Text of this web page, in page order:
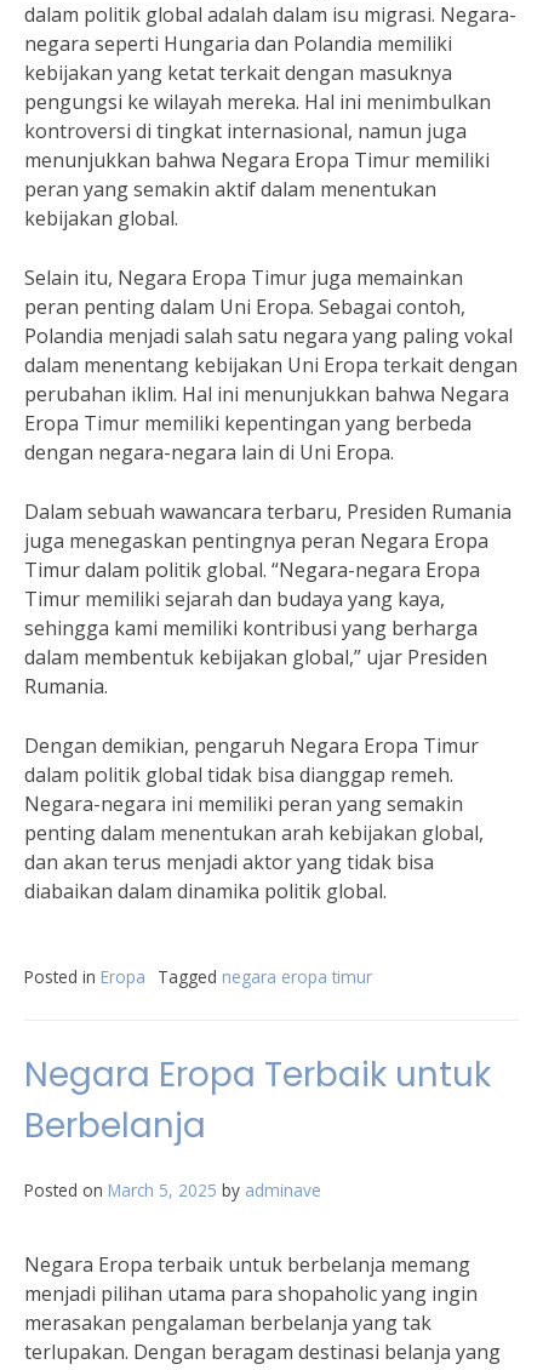
dalam politik global adalah dalam isu migrasi. Negara-
negara seperti Hungaria dan Polandia memiliki
kebijakan yang ketat terkait dengan masuknya
pengungsi ke wilayah mereka. Hal ini menimbulkan
kontroversi di tingkat internasional, namun juga
menunjukkan bahwa Negara Eropa Timur memiliki
peran yang semakin aktif dalam menentukan
kebijakan global.
Selain itu, Negara Eropa Timur juga memainkan
peran penting dalam Uni Eropa. Sebagai contoh,
Polandia menjadi salah satu negara yang paling vokal
dalam menentang kebijakan Uni Eropa terkait dengan
perubahan iklim. Hal ini menunjukkan bahwa Negara
Eropa Timur memiliki kepentingan yang berbeda
dengan negara-negara lain di Uni Eropa.
Dalam sebuah wawancara terbaru, Presiden Rumania
juga menegaskan pentingnya peran Negara Eropa
Timur dalam politik global. “Negara-negara Eropa
Timur memiliki sejarah dan budaya yang kaya,
sehingga kami memiliki kontribusi yang berharga
dalam membentuk kebijakan global,” ujar Presiden
Rumania.
Dengan demikian, pengaruh Negara Eropa Timur
dalam politik global tidak bisa dianggap remeh.
Negara-negara ini memiliki peran yang semakin
penting dalam menentukan arah kebijakan global,
dan akan terus menjadi aktor yang tidak bisa
diabaikan dalam dinamika politik global.
Posted in Eropa Tagged negara eropa timur
Negara Eropa Terbaik untuk
Berbelanja
Posted on March 5, 2025 by adminave
Negara Eropa terbaik untuk berbelanja memang
menjadi pilihan utama para shopaholic yang ingin
merasakan pengalaman berbelanja yang tak
terlupakan. Dengan beragam destinasi belanja yang